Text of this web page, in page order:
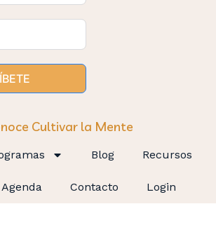
Cultivar la Mente
Blog Recursos
Agenda Contacto Login